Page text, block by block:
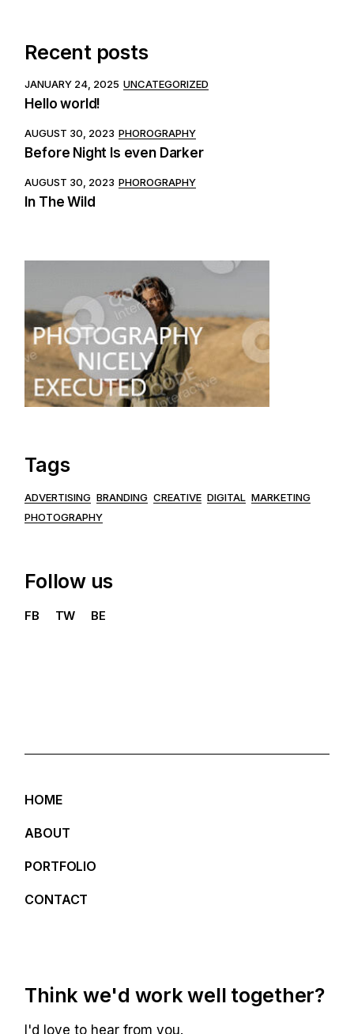
Recent posts
JANUARY 24, 2025 UNCATEGORIZED
Hello world!
AUGUST 30, 2023 PHOROGRAPHY
Before Night Is even Darker
AUGUST 30, 2023 PHOROGRAPHY
In The Wild
Tags
ADVERTISING BRANDING CREATIVE DIGITAL MARKETING
PHOTOGRAPHY
Follow us
FB TW BE
HOME
ABOUT
PORTFOLIO
CONTACT
Think we'd work well together?
I'd love to hear from you.